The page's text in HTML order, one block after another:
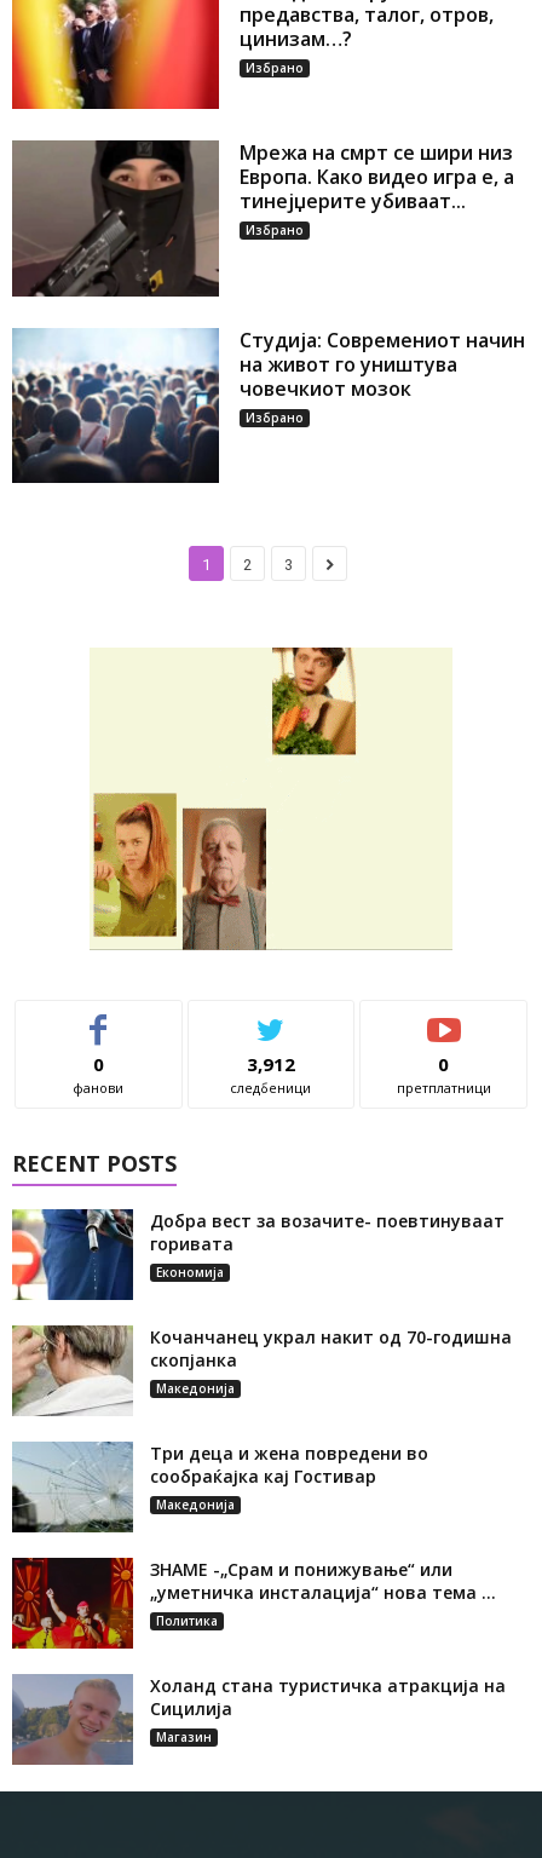
предавства, талог, отров,
цинизам…?
Избрано
Мрежа на смрт се шири низ
Европа. Како видео игра е, а
тинејџерите убиваат...
Избрано
Студија: Современиот начин
на живот го уништува
човечкиот мозок
Избрано
1 2 3
0
фанови
3,912
следбеници
0
претплатници
RECENT POSTS
Добра вест за возачите- поевтинуваат
горивата
Економија
Кочанчанец украл накит од 70-годишна
скопјанка
Македонија
Три деца и жена повредени во
сообраќајка кај Гостивар
Македонија
ЗНАМЕ -„Срам и понижување“ или
„уметничка инсталација“ нова тема ...
Политика
Холанд стана туристичка атракција на
Сицилија
Магазин